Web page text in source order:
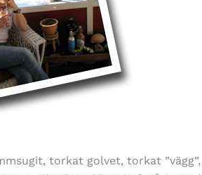
torkat golvet, torkat